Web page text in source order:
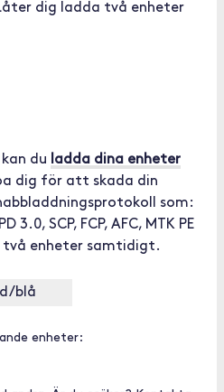
dig ladda två enheter
du
ladda dina enheter
dig för att skada din
som:
3.0, SCP, FCP, AFC, MTK PE
två enheter samtidigt.
blå
enheter: